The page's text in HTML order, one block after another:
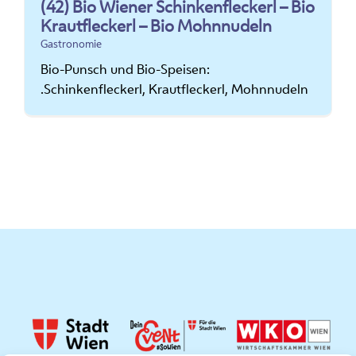
(42) Bio Wiener Schinkenfleckerl – Bio
Krautfleckerl – Bio Mohnnudeln
Gastronomie
Bio-Punsch und Bio-Speisen:
.Schinkenfleckerl, Krautfleckerl, Mohnnudeln